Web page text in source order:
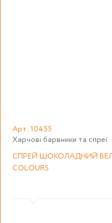
Арт: 10455
Харчові барвники та спреї
СПРЕЙ ШОКОЛАДНИЙ
COLOURS